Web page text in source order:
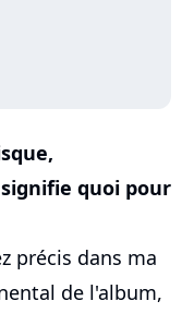
quoi pour
précis dans ma
de l'album,